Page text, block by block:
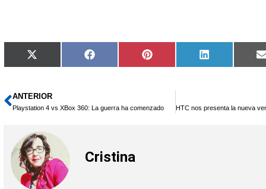
Compartir
en
X
(Twitter)
Compartir
en
Facebook
Compartir
en
Pinterest
Compartir
en
LinkedIn
Ant
ANTERIOR
Playstation 4 vs XBox 360: La guerra ha comenzado
Cristina